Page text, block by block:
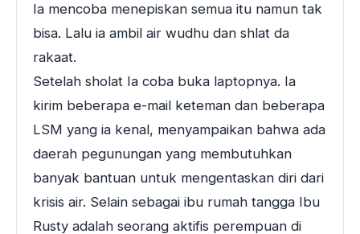
Ia mencoba menepiskan semua itu namun tak
bisa. Lalu ia ambil air wudhu dan shlat da
rakaat.
Setelah sholat Ia coba buka laptopnya. Ia
kirim beberapa e-mail keteman dan beberapa
LSM yang ia kenal, menyampaikan bahwa ada
daerah pegunungan yang membutuhkan
banyak bantuan untuk mengentaskan diri dari
krisis air. Selain sebagai ibu rumah tangga Ibu
Rusty adalah seorang aktifis perempuan di